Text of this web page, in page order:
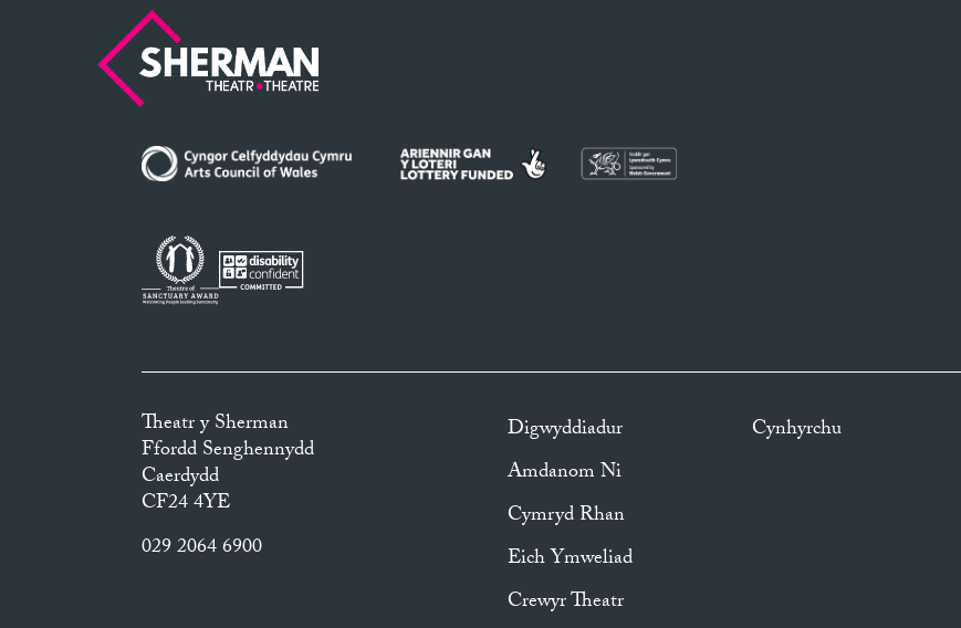
Sherman
Theatre
Theatr y Sherman
Ffordd Senghennydd
Caerdydd
CF24 4YE
029 2064 6900
Digwyddiadur
Amdanom Ni
Cymryd Rhan
Eich Ymweliad
Crewyr Theatr
Cynhyrchu